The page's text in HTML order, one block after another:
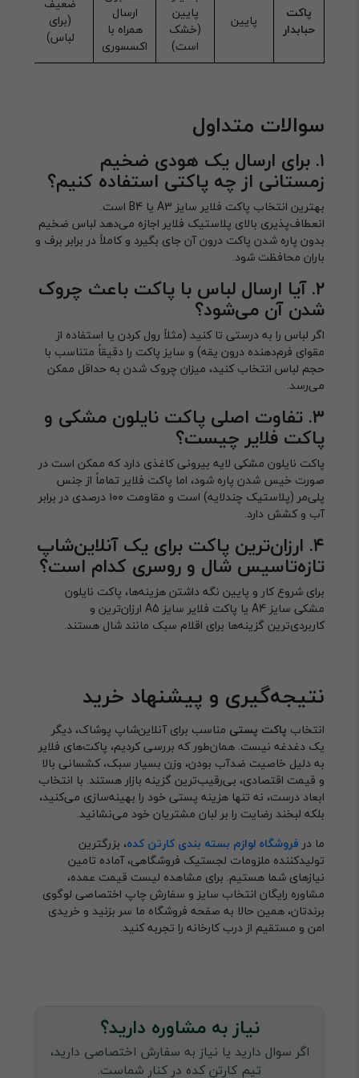
پاکت
حبابدار
پایین
پایین
(خشک
است)
ارسال
همراه با
اکسسوری
(برای
لباس)
سوالات متداول
۱. برای ارسال یک هودی ضخیم
زمستانی از چه پاکتی استفاده کنیم؟
بهترین انتخاب پاکت فلایر سایز A3 یا B4 است.
انعطاف‌پذیری بالای پلاستیک فلایر اجازه می‌دهد لباس ضخیم
بدون پاره شدن پاکت درون آن جای بگیرد و کاملاً در برابر برف و
باران محافظت شود.
۲. آیا ارسال لباس با پاکت باعث چروک
شدن آن می‌شود؟
اگر لباس را به درستی تا کنید (مثلاً رول کردن یا استفاده از
مقوای فرم‌دهنده درون یقه) و سایز پاکت را دقیقاً متناسب با
حجم لباس انتخاب کنید، میزان چروک شدن به حداقل ممکن
می‌رسد.
۳. تفاوت اصلی پاکت نایلون مشکی و
پاکت فلایر چیست؟
پاکت نایلون مشکی لایه بیرونی کاغذی دارد که ممکن است در
صورت خیس شدن پاره شود، اما پاکت فلایر تماماً از جنس
پلی‌مر (پلاستیک چندلایه) است و مقاومت ۱۰۰ درصدی در برابر
آب و کشش دارد.
۴. ارزان‌ترین پاکت برای یک آنلاین‌شاپ
تازه‌تاسیس شال و روسری کدام است؟
برای شروع کار و پایین نگه داشتن هزینه‌ها، پاکت نایلون
مشکی سایز A4 یا پاکت فلایر سایز A5 ارزان‌ترین و
کاربردی‌ترین گزینه‌ها برای اقلام سبک مانند شال هستند.
نتیجه‌گیری و پیشنهاد خرید
انتخاب پاکت پستی مناسب برای آنلاین‌شاپ پوشاک، دیگر
یک دغدغه نیست. همان‌طور که بررسی کردیم، پاکت‌های فلایر
به دلیل خاصیت ضدآب بودن، وزن بسیار سبک، کشسانی بالا
و قیمت اقتصادی، بی‌رقیب‌ترین گزینه بازار هستند. با انتخاب
ابعاد درست، نه تنها هزینه پستی خود را بهینه‌سازی می‌کنید،
بلکه لبخند رضایت را بر لبان مشتریان خود می‌نشانید.
ما در فروشگاه لوازم بسته بندی کارتن کده، بزرگترین
تولیدکننده ملزومات لجستیک فروشگاهی، آماده تامین
نیازهای شما هستیم. برای مشاهده لیست قیمت عمده،
مشاوره رایگان انتخاب سایز و سفارش چاپ اختصاصی لوگوی
برندتان، همین حالا به صفحه فروشگاه ما سر بزنید و خریدی
امن و مستقیم از درب کارخانه را تجربه کنید.
نیاز به مشاوره دارید؟
اگر سوال دارید یا نیاز به سفارش اختصاصی دارید،
تیم کارتن کده در کنار شماست.